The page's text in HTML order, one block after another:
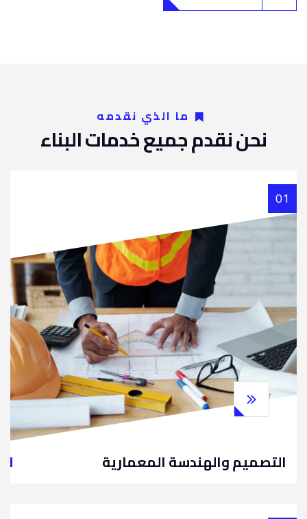
ما الذي نقدمه
نحن نقدم جميع خدمات البناء
01
التصميم والهندسة المعمارية